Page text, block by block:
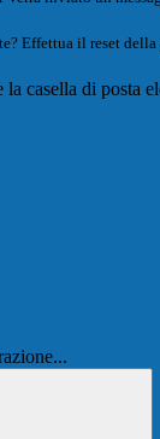
Effettua il reset
casella di posta